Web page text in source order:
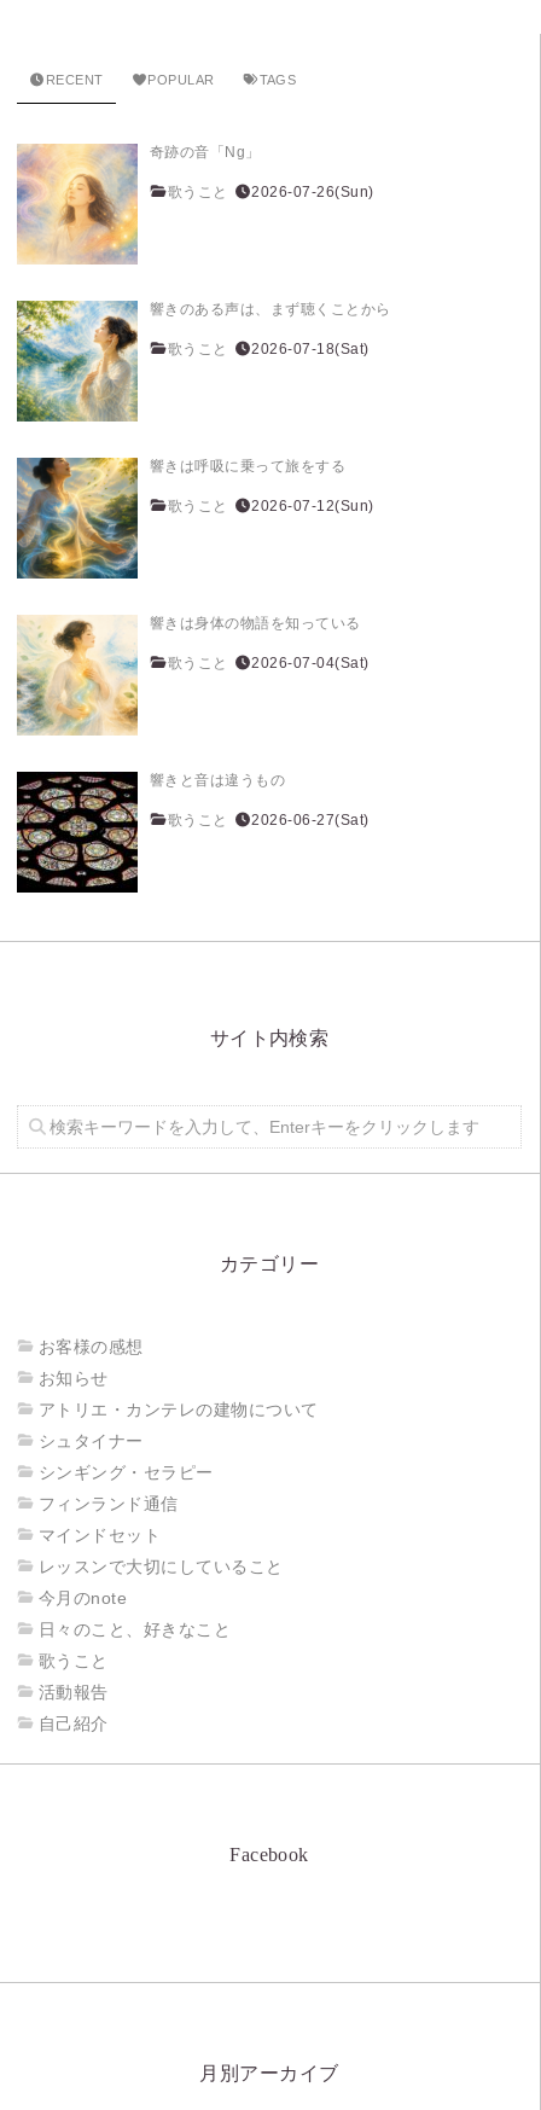
RECENT POPULAR TAGS
奇跡の音「Ng」
歌うこと 2026-07-26(Sun)
響きのある声は、まず聴くことから
歌うこと 2026-07-18(Sat)
響きは呼吸に乗って旅をする
歌うこと 2026-07-12(Sun)
響きは身体の物語を知っている
歌うこと 2026-07-04(Sat)
響きと音は違うもの
歌うこと 2026-06-27(Sat)
サイト内検索
カテゴリー
お客様の感想
お知らせ
アトリエ・カンテレの建物について
シュタイナー
シンギング・セラピー
フィンランド通信
マインドセット
レッスンで大切にしていること
今月のnote
日々のこと、好きなこと
歌うこと
活動報告
自己紹介
Facebook
月別アーカイブ